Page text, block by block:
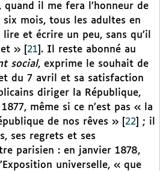
quand il me fera l’honneur de
six mois, tous les adultes en
et écrire un peu, sans qu’il
»
21 . Il reste abonné au
social, exprime le souhait de
du 7 avril et sa satisfaction
diriger la République,
même si ce n’est pas « la
de nos rêves »
22
; il
ses regrets et ses
parisien : en janvier 1878,
universelle, « que